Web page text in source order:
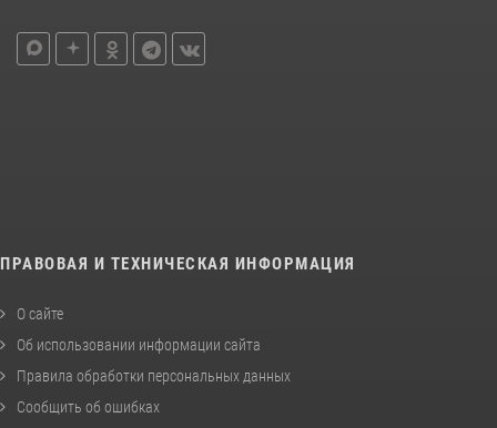
ПРАВОВАЯ И ТЕХНИЧЕСКАЯ ИНФОРМАЦИЯ
О сайте
Об использовании информации сайта
Правила обработки персональных данных
Сообщить об ошибках